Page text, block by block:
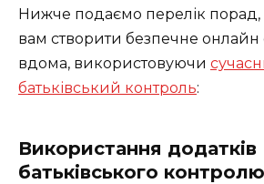
Нижче подаємо перелік порад,
вам створити безпечне
вдома, використовуючи
батьківський контроль:
Використання додатків
батьківського контролю